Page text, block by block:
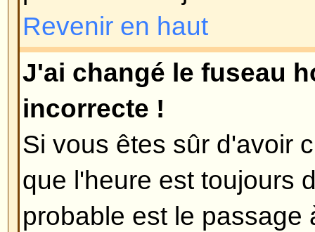
total de messages.
Revenir en haut
Lorsque je clique sur le lien
on me demande de me
Désolé, mais seuls les
mail intégré au forum (dans le
aurait activé cette